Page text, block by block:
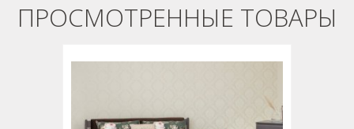
ПРОСМОТРЕННЫЕ ТОВАРЫ